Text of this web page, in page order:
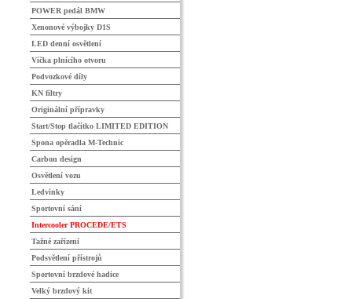
POWER pedál BMW
Xenonové výbojky D1S
LED denní osvětlení
Víčka plnícího otvoru
Podvozkové díly
KN filtry
Originální přípravky
Start/Stop tlačítko LIMITED EDITION
Spona opěradla M-Technic
Carbon design
Osvětlení vozu
Ledvinky
Sportovní sání
Intercooler PROCEDE/ETS
Tažné zařízení
Podsvětlení přístrojů
Sportovní brzdové hadice
Velký brzdový kit